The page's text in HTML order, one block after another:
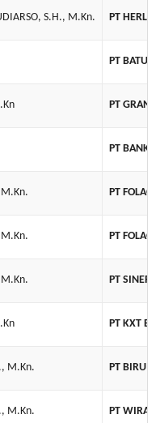
S.H., M.Kn. PT
PT BATU
PT
PT BANK
PT
PT
PT
PT KXT
M.Kn. PT BIRU
M.Kn. PT WIRA